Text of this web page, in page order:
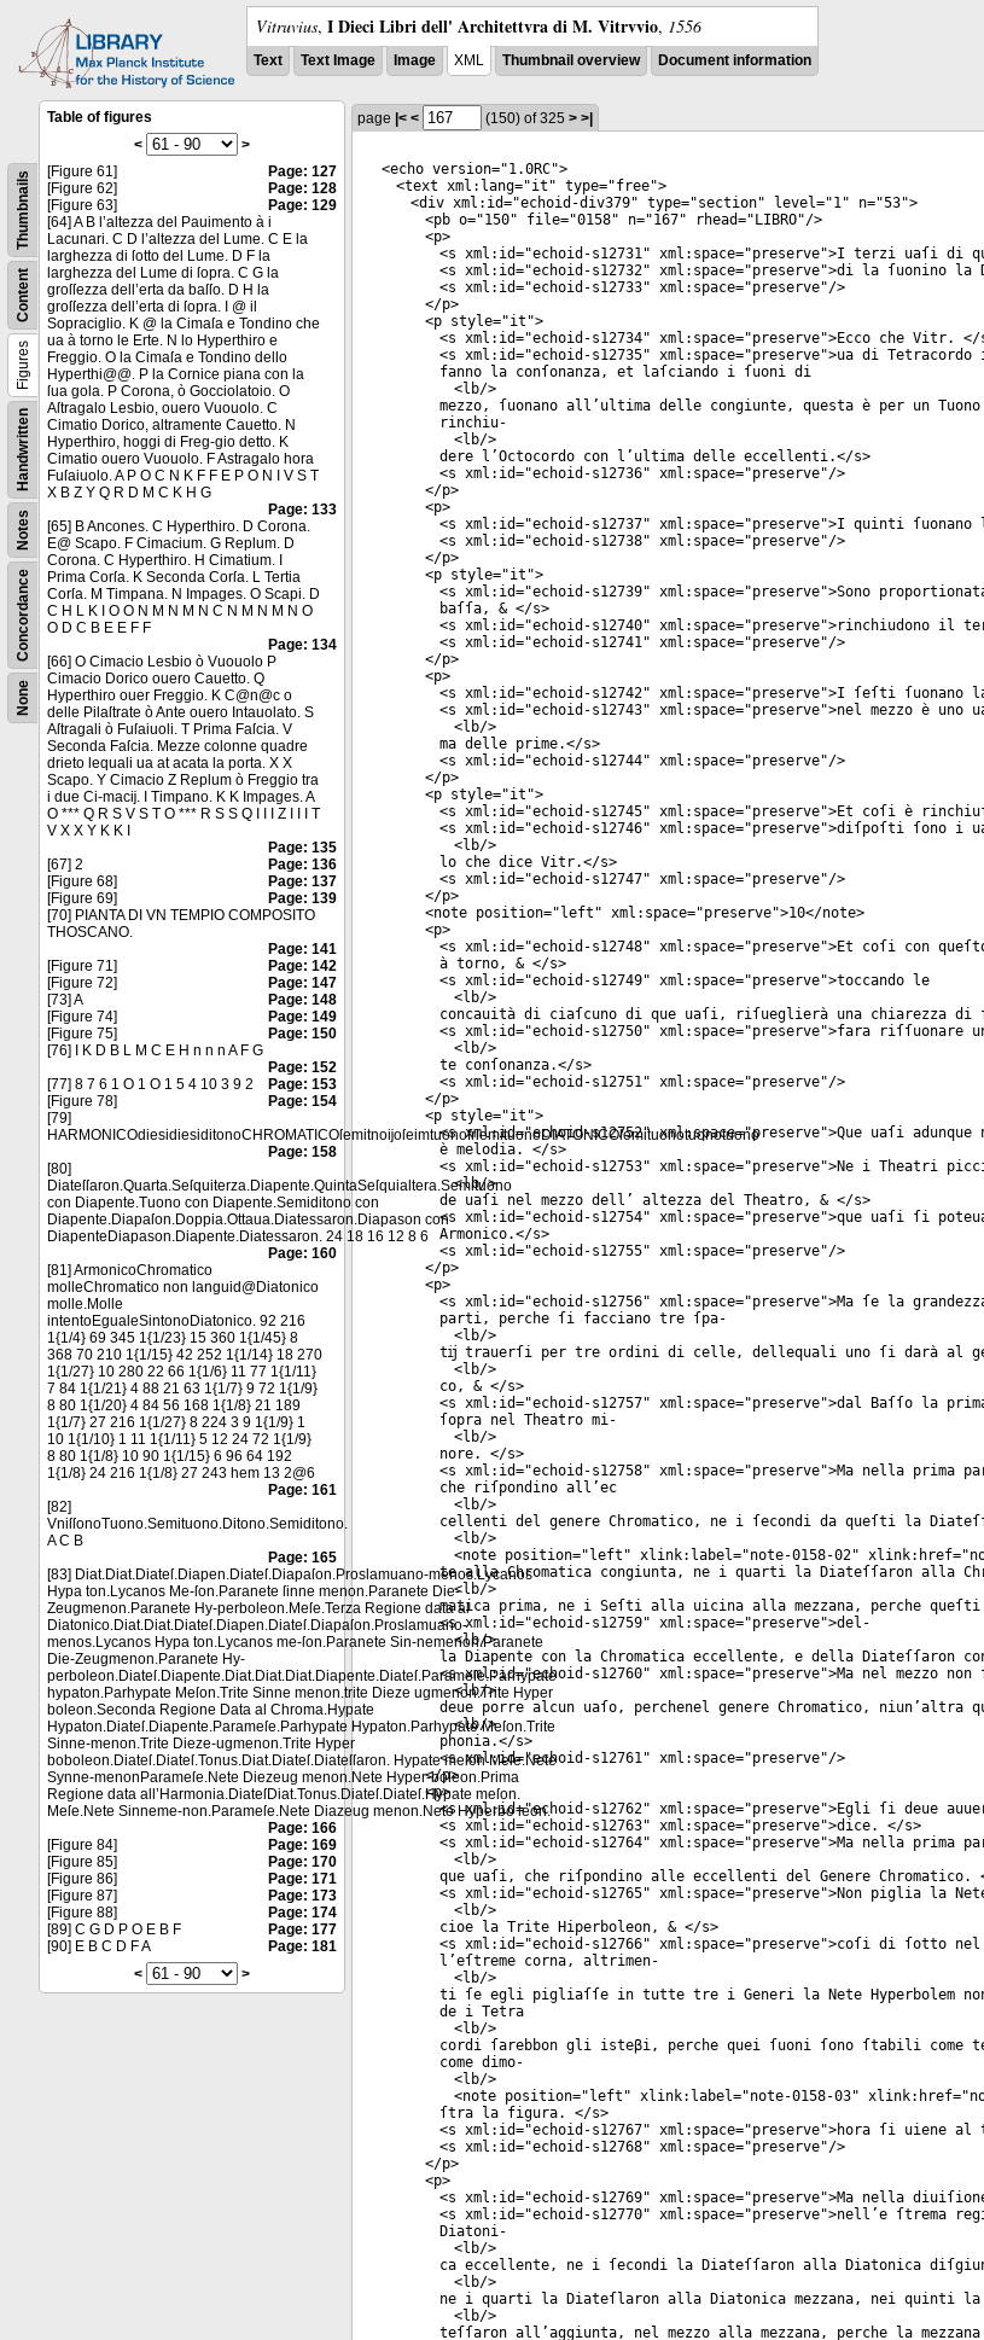
Vitruvius, I Dieci Libri dell' Architettvra di M. Vitrvvio, 1556
Text Text Image Image XML Thumbnail overview Document information
None
Concordance
Notes
Handwritten
Figures
Content
Thumbnails
Table of figures
<
>
[Figure 61]
Page: 127
[Figure 62]
Page: 128
[Figure 63]
Page: 129
[64] A B l’altezza del Pauimento à i
Lacunari. C D l’altezza del Lume. C E la
larghezza di ſotto del Lume. D F la
larghezza del Lume di ſopra. C G la
groſſezza dell’erta da baſſo. D H la
groſſezza dell’erta di ſopra. I @ il
Sopraciglio. K @ la Cimaſa e Tondino che
ua à torno le Erte. N lo Hyperthiro e
Freggio. O la Cimaſa e Tondino dello
Hyperthi@@. P la Cornice piana con la
ſua gola. P Corona, ò Gocciolatoio. O
Aſtragalo Lesbio, ouero Vuouolo. C
Cimatio Dorico, altramente Cauetto. N
Hyperthiro, hoggi di Freg-gio detto. K
Cimatio ouero Vuouolo. F Astragalo hora
Fuſaiuolo. A P O C N K F F E P O N I V S T
X B Z Y Q R D M C K H G
Page: 133
[65] B Ancones. C Hyperthiro. D Corona.
E@ Scapo. F Cimacium. G Replum. D
Corona. C Hyperthiro. H Cimatium. I
Prima Corſa. K Seconda Corſa. L Tertia
Corſa. M Timpana. N Impages. O Scapi. D
C H L K I O O N M N M N C N M N M N O
O D C B E E F F
Page: 134
[66] O Cimacio Lesbio ò Vuouolo P
Cimacio Dorico ouero Cauetto. Q
Hyperthiro ouer Freggio. K C@n@c o
delle Pilaſtrate ò Ante ouero Intauolato. S
Aſtragali ò Fuſaiuoli. T Prima Faſcia. V
Seconda Faſcia. Mezze colonne quadre
drieto lequali ua at acata la porta. X X
Scapo. Y Cimacio Z Replum ò Freggio tra
i due Ci-macĳ. I Timpano. K K Impages. A
O *** Q R S V S T O *** R S S Q I I I Z I I I T
V X X Y K K I
Page: 135
[67] 2
Page: 136
[Figure 68]
Page: 137
[Figure 69]
Page: 139
[70] PIANTA DI VN TEMPIO COMPOSITO
THOSCANO.
Page: 141
[Figure 71]
Page: 142
[Figure 72]
Page: 147
[73] A
Page: 148
[Figure 74]
Page: 149
[Figure 75]
Page: 150
[76] I K D B L M C E H n n n A F G
Page: 152
[77] 8 7 6 1 O 1 O 1 5 4 10 3 9 2
Page: 153
[Figure 78]
Page: 154
[79]
HARMONICOdiesidiesiditonoCHROMATICOſemitnoĳoſeimtuonofriemituonoDIATONICOſemituonotuonotuono
Page: 158
[80]
Diateſſaron.Quarta.Seſquiterza.Diapente.QuintaSeſquialtera.Semituono
con Diapente.Tuono con Diapente.Semiditono con
Diapente.Diapaſon.Doppia.Ottaua.Diatessaron.Diapason con
DiapenteDiapason.Diapente.Diatessaron. 24 18 16 12 8 6
Page: 160
[81] ArmonicoChromatico
molleChromatico non languid@Diatonico
molle.Molle
intentoEgualeSintonoDiatonico. 92 216
1{1/4} 69 345 1{1/23} 15 360 1{1/45} 8
368 70 210 1{1/15} 42 252 1{1/14} 18 270
1{1/27} 10 280 22 66 1{1/6} 11 77 1{1/11}
7 84 1{1/21} 4 88 21 63 1{1/7} 9 72 1{1/9}
8 80 1{1/20} 4 84 56 168 1{1/8} 21 189
1{1/7} 27 216 1{1/27} 8 224 3 9 1{1/9} 1
10 1{1/10} 1 11 1{1/11} 5 12 24 72 1{1/9}
8 80 1{1/8} 10 90 1{1/15} 6 96 64 192
1{1/8} 24 216 1{1/8} 27 243 hem 13 2@6
Page: 161
[82]
VniſſonoTuono.Semituono.Ditono.Semiditono.
A C B
Page: 165
[83] Diat.Diat.Diateſ.Diapen.Diateſ.Diapaſon.Proslamuano-menos.Lycanos
Hypa ton.Lycanos Me-ſon.Paranete ſinne menon.Paranete Die-
Zeugmenon.Paranete Hy-perboleon.Meſe.Terza Regione data al
Diatonico.Diat.Diat.Diateſ.Diapen.Diateſ.Diapaſon.Proslamuano-
menos.Lycanos Hypa ton.Lycanos me-ſon.Paranete Sin-nemenon.Paranete
Die-Zeugmenon.Paranete Hy-
perboleon.Diateſ.Diapente.Diat.Diat.Diat.Diapente.Diateſ.Parameſe.Parhypate
hypaton.Parhypate Meſon.Trite Sinne menon.trite Dieze ugmenon.Trite Hyper
boleon.Seconda Regione Data al Chroma.Hypate
Hypaton.Diateſ.Diapente.Parameſe.Parhypate Hypaton.Parhypate Meſon.Trite
Sinne-menon.Trite Dieze-ugmenon.Trite Hyper
boboleon.Diateſ.Diateſ.Tonus.Diat.Diateſ.Diateſſaron. Hypate meſon Meſe.Nete
Synne-menonParameſe.Nete Diezeug menon.Nete Hyper-boleon.Prima
Regione data all’Harmonia.DiateſDiat.Tonus.Diateſ.Diateſ.Hypate meſon.
Meſe.Nete Sinneme-non.Parameſe.Nete Diazeug menon.Nete Hyperbo leon.
Page: 166
[Figure 84]
Page: 169
[Figure 85]
Page: 170
[Figure 86]
Page: 171
[Figure 87]
Page: 173
[Figure 88]
Page: 174
[89] C G D P O E B F
Page: 177
[90] E B C D F A
Page: 181
<
>
page |< < (150) of 325 > >|
<echo version="1.0RC">
<text xml:lang="it " type="free">
<div xml:id="echoid-div379" type="section" level="1" n="53">
<pb o="150" file="0158" n="167" rhead=" LIBRO"/>
<p>
<s xml:id="echoid-s12731" xml:space="preserve">I terzi uaſi di
<s xml:id="echoid-s12732" xml:space="preserve">di la ſuonino la
<s xml:id="echoid-s12733" xml:space="preserve"/>
</p>
<p style="it ">
<s xml:id="echoid-s12734" xml:space="preserve">Ecco che Vitr. </
<s xml:id="echoid-s12735" xml:space="preserve">ua di
fanno la conſonanza, et laſciando i ſuoni di
<lb/>
mezzo, ſuonano all’ultima delle congiunte, questa è per un
rinchiu-
<lb/>
dere l’Octocordo con l’ultima delle eccellenti.</s>
<s xml:id="echoid-s12736" xml:space="preserve"/>
</p>
<p>
<s xml:id="echoid-s12737" xml:space="preserve">I quinti ſuonano
<s xml:id="echoid-s12738" xml:space="preserve"/>
</p>
<p style="it ">
<s xml:id="echoid-s12739" xml:space="preserve">Sono
baſſa, & </s>
<s xml:id="echoid-s12740" xml:space="preserve">rinchiudono il
<s xml:id="echoid-s12741" xml:space="preserve"/>
</p>
<p>
<s xml:id="echoid-s12742" xml:space="preserve">I ſeſti ſuonano
<s xml:id="echoid-s12743" xml:space="preserve">nel mezzo è uno
<lb/>
ma delle prime.</s>
<s xml:id="echoid-s12744" xml:space="preserve"/>
</p>
<p style="it ">
<s xml:id="echoid-s12745" xml:space="preserve">Et coſi è
<s xml:id="echoid-s12746" xml:space="preserve">diſpoſti ſono i
<lb/>
lo che dice Vitr.</s>
<s xml:id="echoid-s12747" xml:space="preserve"/>
</p>
<note position=" left " xml:space="preserve">10</note>
<p>
<s xml:id="echoid-s12748" xml:space="preserve">Et coſi con
à torno, & </s>
<s xml:id="echoid-s12749" xml:space="preserve">toccando le
<lb/>
concauità di ciaſcuno di que uaſi, riſueglierà una chiarezza di
<s xml:id="echoid-s12750" xml:space="preserve">fara riſſuonare
<lb/>
te conſonanza.</s>
<s xml:id="echoid-s12751" xml:space="preserve"/>
</p>
<p style="it ">
<sxml:id="echoid-s12752"xml:space="preserve">Que uaſi
è melodia. </s>
<s xml:id="echoid-s12753" xml:space="preserve">Ne i Theatri
<lb/>
de uaſi nel mezzo dell’ altezza del Theatro, & </s>
<s xml:id="echoid-s12754" xml:space="preserve">que uaſi ſi
Armonico.</s>
<s xml:id="echoid-s12755" xml:space="preserve"/>
</p>
<p>
<s xml:id="echoid-s12756" xml:space="preserve">Ma ſe la
parti, perche ſi facciano tre ſpa-
<lb/>
tĳ trauerſi per tre ordini di celle, dellequali uno ſi darà al
<lb/>
co, & </s>
<s xml:id="echoid-s12757" xml:space="preserve">dal Baſſo la
ſopra nel Theatro mi-
<lb/>
nore. </s>
<s xml:id="echoid-s12758" xml:space="preserve">Ma nella prima
che riſpondino all’ec
<lb/>
cellenti del genere Chromatico, ne i ſecondi da queſti la
<lb/>
<note position=" left " xlink:label="note-0158-02" xlink:href="
te alla Chromatica congiunta, ne i quarti la Diateſſaron alla
<lb/>
matica prima, ne i Seſti alla uicina alla mezzana, perche queſti
<sxml:id="echoid-s12759" xml:space="preserve">del-
<lb/>
la Diapente con la Chromatica eccellente, e della Diateſſaron
<sxml:id="echoid-s12760" xml:space="preserve">Ma nel mezzo non
<lb/>
deue porre alcun uaſo, perchenel genere Chromatico, niun’altra
<lb/>
phonia.</s>
<sxml:id="echoid-s12761" xml:space="preserve"/>
</p>
<p>
<s xml:id="echoid-s12762" xml:space="preserve">Egli ſi deue
<s xml:id="echoid-s12763" xml:space="preserve">dice. </s>
<s xml:id="echoid-s12764" xml:space="preserve">Ma nella prima
<lb/>
que uaſi, che riſpondino alle eccellenti del Genere Chromatico.
<s xml:id="echoid-s12765" xml:space="preserve">Non piglia la
<lb/>
cioe la Trite Hiperboleon, & </s>
<s xml:id="echoid-s12766" xml:space="preserve">coſi di ſotto nel
l’eſtreme corna, altrimen-
<lb/>
ti ſe egli pigliaſſe in tutte tre i Generi la Nete Hyperbolem
de i Tetra
<lb/>
cordi ſarebbon gli isteβi, perche quei ſuoni ſono ſtabili
come dimo-
<lb/>
<note position=" left " xlink:label="note-0158-03" xlink:href="
ſtra la figura. </s>
<s xml:id="echoid-s12767" xml:space="preserve">hora ſi uiene al
<s xml:id="echoid-s12768" xml:space="preserve"/>
</p>
<p>
<s xml:id="echoid-s12769" xml:space="preserve">Ma nella
<s xml:id="echoid-s12770" xml:space="preserve">nell’e ſtrema
Diatoni-
<lb/>
ca eccellente, ne i ſecondi la Diateſſaron alla Diatonica
<lb/>
ne i quarti la Diateſlaron alla Diatonica mezzana, nei quinti
<lb/>
teſſaron all’aggiunta, nel mezzo alla mezzana, perche la